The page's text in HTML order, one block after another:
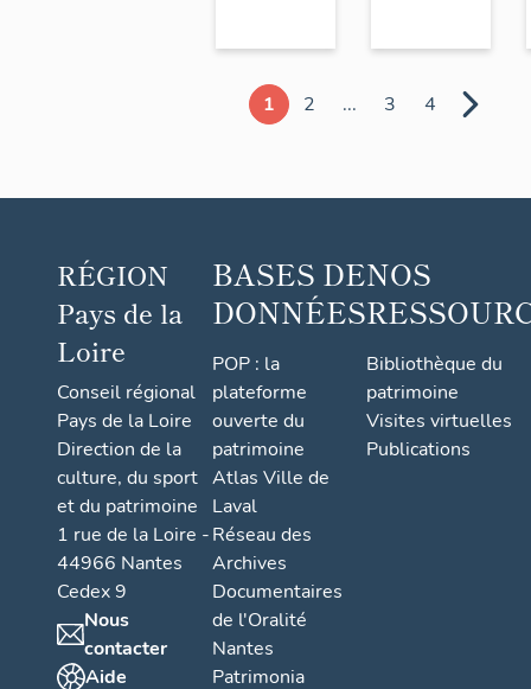
1 2 ... 3 4
RÉGION
Pays de la
Loire
Conseil régional
Pays de la Loire
Direction de la
culture, du sport
et du patrimoine
1 rue de la Loire -
44966 Nantes
Cedex 9
Nous
contacter
Aide
BASES DE
DONNÉES
POP : la
plateforme
ouverte du
patrimoine
Atlas Ville de
Laval
Réseau des
Archives
Documentaires
de l'Oralité
Nantes
Patrimonia
NOS
Bibliothèque du
patrimoine
Visites virtuelles
Publications